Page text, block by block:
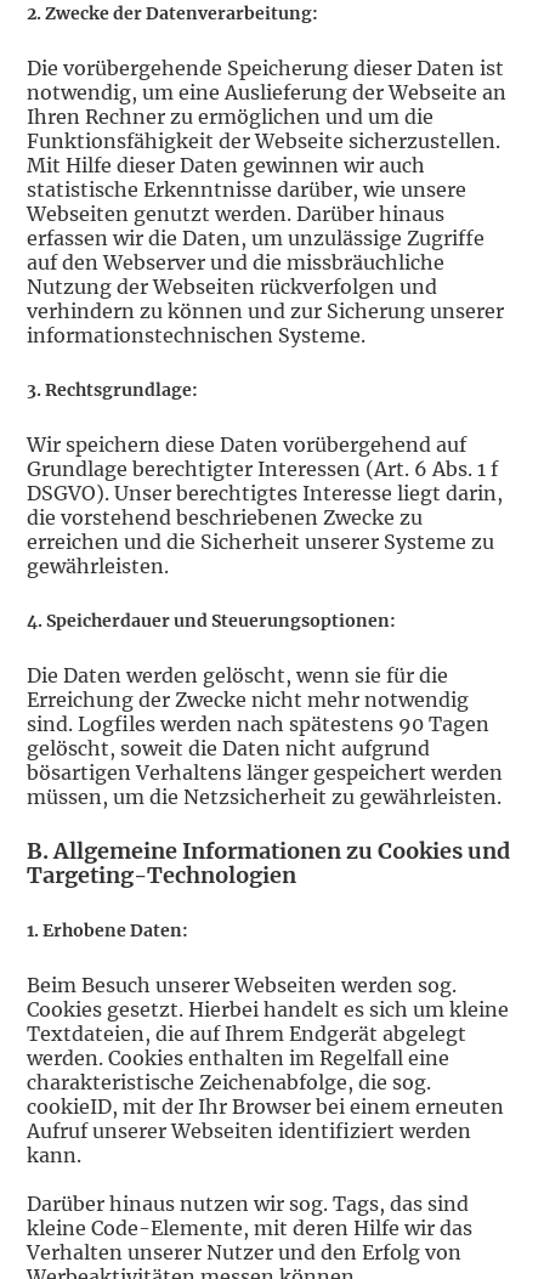
2. Zwecke der Datenverarbeitung:
Die vorübergehende Speicherung dieser Daten ist
notwendig, um eine Auslieferung der Webseite an
Ihren Rechner zu ermöglichen und um die
Funktionsfähigkeit der Webseite sicherzustellen.
Mit Hilfe dieser Daten gewinnen wir auch
statistische Erkenntnisse darüber, wie unsere
Webseiten genutzt werden. Darüber hinaus
erfassen wir die Daten, um unzulässige Zugriffe
auf den Webserver und die missbräuchliche
Nutzung der Webseiten rückverfolgen und
verhindern zu können und zur Sicherung unserer
informationstechnischen Systeme.
3. Rechtsgrundlage:
Wir speichern diese Daten vorübergehend auf
Grundlage berechtigter Interessen (Art. 6 Abs. 1 f
DSGVO). Unser berechtigtes Interesse liegt darin,
die vorstehend beschriebenen Zwecke zu
erreichen und die Sicherheit unserer Systeme zu
gewährleisten.
4. Speicherdauer und Steuerungsoptionen:
Die Daten werden gelöscht, wenn sie für die
Erreichung der Zwecke nicht mehr notwendig
sind. Logfiles werden nach spätestens 90 Tagen
gelöscht, soweit die Daten nicht aufgrund
bösartigen Verhaltens länger gespeichert werden
müssen, um die Netzsicherheit zu gewährleisten.
B.Allgemeine Informationen zu Cookies und
Targeting-Technologien
1. Erhobene Daten:
Beim Besuch unserer Webseiten werden sog.
Cookies gesetzt. Hierbei handelt es sich um kleine
Textdateien, die auf Ihrem Endgerät abgelegt
werden. Cookies enthalten im Regelfall eine
charakteristische Zeichenabfolge, die sog.
cookieID, mit der Ihr Browser bei einem erneuten
Aufruf unserer Webseiten identifiziert werden
kann.
Darüber hinaus nutzen wir sog. Tags, das sind
kleine Code-Elemente, mit deren Hilfe wir das
Verhalten unserer Nutzer und den Erfolg von